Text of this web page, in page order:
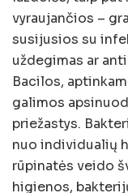
vyraujančios –
susijusios su
uždegimas ar
Bacilos,
galimos
priežastys.
nuo individualių
rūpinatės veido
higienos,